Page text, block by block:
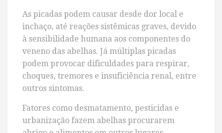
As picadas podem causar desde dor local e
inchaço, até reações sistêmicas graves, devido
à sensibilidade humana aos componentes do
veneno das abelhas. Já múltiplas picadas
podem provocar dificuldades para respirar,
choques, tremores e insuficiência renal, entre
outros sintomas.
Fatores como desmatamento, pesticidas e
urbanização fazem abelhas procurarem